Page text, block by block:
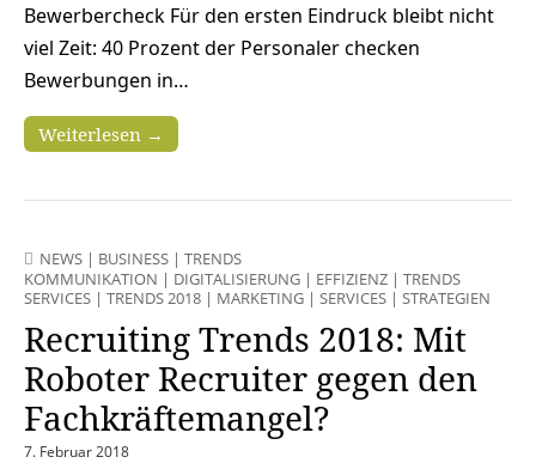
Bewerbercheck Für den ersten Eindruck bleibt nicht
viel Zeit: 40 Prozent der Personaler checken
Bewerbungen in…
Weiterlesen →
NEWS | BUSINESS | TRENDS
KOMMUNIKATION | DIGITALISIERUNG | EFFIZIENZ | TRENDS
SERVICES | TRENDS 2018 | MARKETING | SERVICES | STRATEGIEN
Recruiting Trends 2018: Mit
Roboter Recruiter gegen den
Fachkräftemangel?
7. Februar 2018